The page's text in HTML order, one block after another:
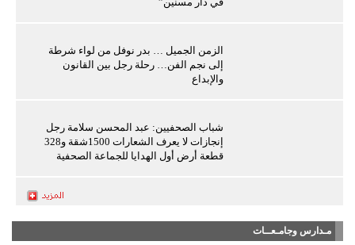
الزمن الجميل … بدر نوفل من لواء شرطة
إلى نجم الفن… رحلة رجل بين القانون
والإبداع
شباب الصحفيين: عبد المحسن سلامة رجل
إنجازات لا يعرف الشعارات 1500شقة و328
قطعة أرض أول الهدايا للجماعة الصحفية
مـدارس وجامـعــات